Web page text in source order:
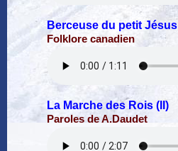
Berceuse du petit Jésus
Folklore canadien
La Marche des Rois (II)
Paroles de A.Daudet